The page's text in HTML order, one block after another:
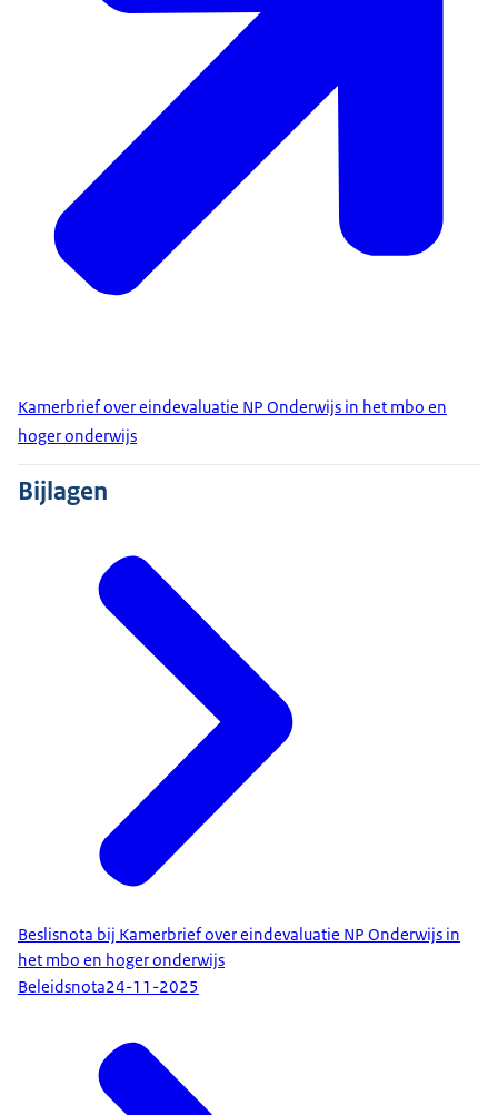
Kamerbrief over eindevaluatie NP Onderwijs in het mbo en
hoger onderwijs
Bijlagen
Beslisnota bij Kamerbrief over eindevaluatie NP Onderwijs in
het mbo en hoger onderwijs
Beleidsnota24-11-2025